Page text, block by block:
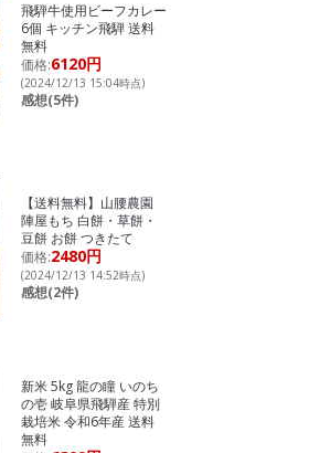
飛騨牛使用ビーフカレー
6個 キッチン飛騨 送料
無料
価格:6120円
(2024/12/13 15:04時点)
感想(5件)
【送料無料】山腰農園
陣屋もち 白餅・草餅・
豆餅 お餅 つきたて
価格:2480円
(2024/12/13 14:52時点)
感想(2件)
新米 5kg 龍の瞳 いのち
の壱 岐阜県飛騨産 特別
栽培米 令和6年産 送料
無料